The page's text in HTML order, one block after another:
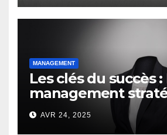
MANAGEMENT
Les clés du succès :
management
d’un chef
AVR 24, 2025